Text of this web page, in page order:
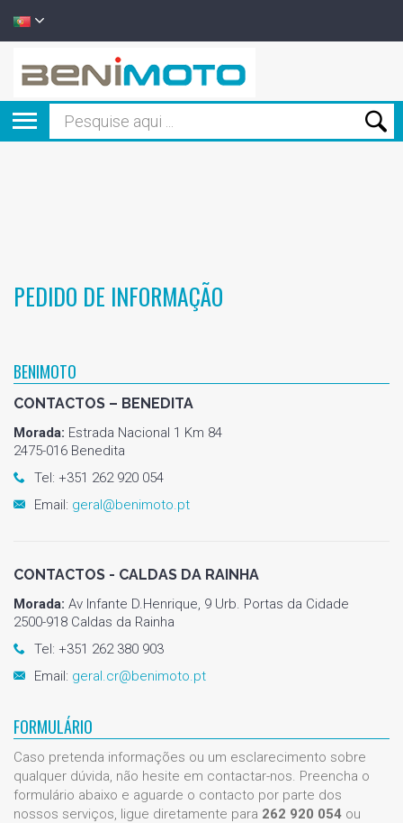
PEDIDO DE INFORMAÇÃO
BENIMOTO
CONTACTOS – BENEDITA
Morada: Estrada Nacional 1 Km 84
2475-016 Benedita
Tel: +351 262 920 054
Email: geral@benimoto.pt
CONTACTOS - CALDAS DA RAINHA
Morada: Av Infante D.Henrique, 9 Urb. Portas da Cidade
2500-918 Caldas da Rainha
Tel: +351 262 380 903
Email: geral.cr@benimoto.pt
FORMULÁRIO
Caso pretenda informações ou um esclarecimento sobre
qualquer dúvida, não hesite em contactar-nos. Preencha o
formulário abaixo e aguarde o contacto por parte dos
nossos serviços, ligue diretamente para 262 920 054 ou